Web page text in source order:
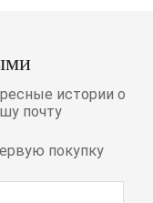
истории о
почту
покупку